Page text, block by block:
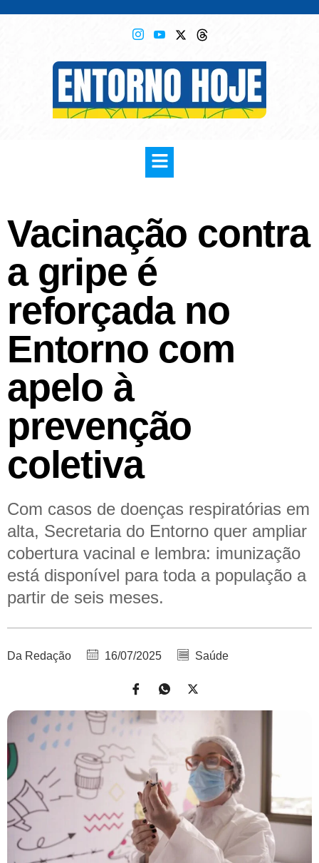
Vacinação contra
a gripe é
reforçada no
Entorno com
apelo à
prevenção
coletiva
Com casos de doenças respiratórias em
alta, Secretaria do Entorno quer ampliar
cobertura vacinal e lembra: imunização
está disponível para toda a população a
partir de seis meses.
Da Redação 16/07/2025 Saúde